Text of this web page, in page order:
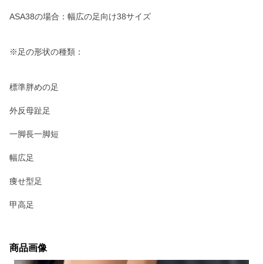
ASA38の場合：幅広の足向け38サイズ
※足の形状の種類：
標準胖めの足
外反母趾足
一脚長一脚短
幅広足
痩せ型足
甲高足
商品画像